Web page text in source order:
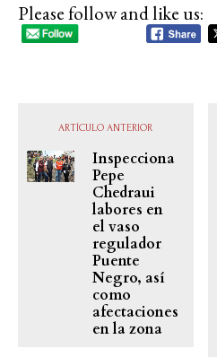
Please follow and like us:
ARTÍCULO ANTERIOR
Inspecciona
Pepe
Chedraui
labores en
el vaso
regulador
Puente
Negro, así
como
afectaciones
en la zona